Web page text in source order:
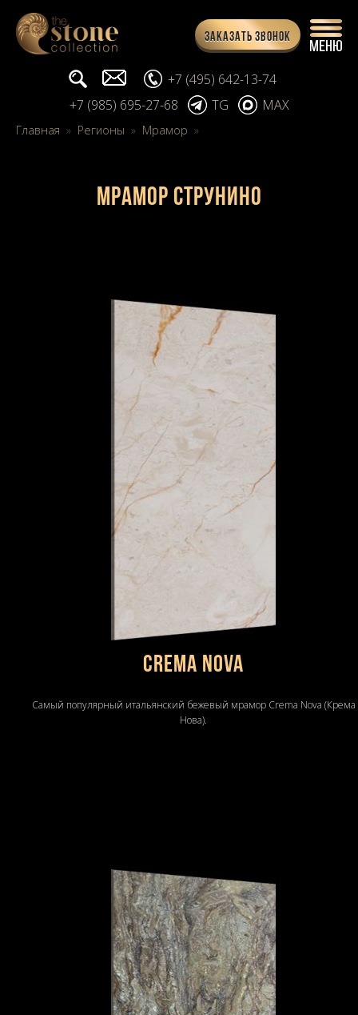
Заказать звонок
Поиск... info@stone-collection.ru
+7 (495) 642-13-74
+7 (985) 695-27-68
TG MAX
Главная » Регионы » Мрамор »
Мрамор Струнино
Crema Nova
Самый популярный итальянский бежевый мрамор Crema Nova (Крема
Нова).